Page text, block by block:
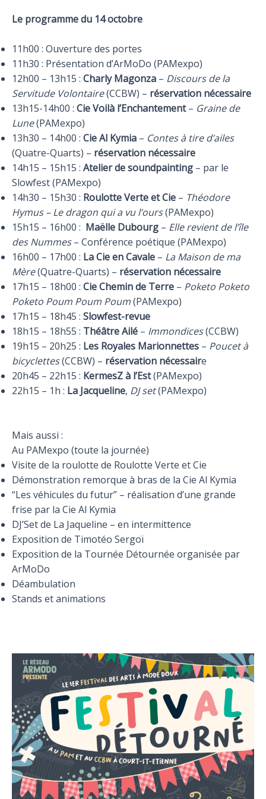
Le programme du 14 octobre
11h00 : Ouverture des portes
11h30 : Présentation d’ArMoDo (PAMexpo)
12h00 – 13h15 : Charly Magonza – Discours de la
Servitude Volontaire(CCBW) – réservation nécessaire
13h15-14h00 : Cie Voilà l’Enchantement– Graine de
Lune(PAMexpo)
13h30 – 14h00 : Cie Al Kymia – Contes à tire d’ailes
(Quatre-Quarts) – réservation nécessaire
14h15 – 15h15 : Atelier de soundpainting – par le
Slowfest (PAMexpo)
14h30 – 15h30 : Roulotte Verte et Cie – Théodore
Hymus – Le dragon qui a vu l’ours(PAMexpo)
15h15 – 16h00 : Maëlle Dubourg – Elle revient de l’île
des Nummes– Conférence poétique (PAMexpo)
16h00 – 17h00 : La Cie en Cavale – La Maison de ma
Mère(Quatre-Quarts) – réservation nécessaire
17h15 – 18h00 : Cie Chemin de Terre – Poketo Poketo
Poketo Poum Poum Poum(PAMexpo)
17h15 – 18h45 : Slowfest-revue
18h15 – 18h55 : Théâtre Ailé – Immondices(CCBW)
19h15 – 20h25 : Les Royales Marionnettes – Poucet à
bicyclettes(CCBW) – réservation nécessaire
20h45 – 22h15 : KermesZ à l’Est(PAMexpo)
22h15 – 1h : La Jacqueline, DJ set(PAMexpo)
Mais aussi :
Au PAMexpo (toute la journée)
Visite de la roulotte de Roulotte Verte et Cie
Démonstration remorque à bras de la Cie Al Kymia
“Les véhicules du futur” – réalisation d’une grande
frise par la Cie Al Kymia
DJ’Set de La Jaqueline – en intermittence
Exposition de Timotéo Sergoï
Exposition de la Tournée Détournée organisée par
ArMoDo
Déambulation
Stands et animations